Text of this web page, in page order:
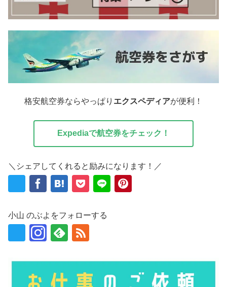
格安航空券ならやっぱり エクスペディアが便利！
Expediaで航空券をチェック！
＼シェアしてくれると励みになります！／
小山 のぶよをフォローする